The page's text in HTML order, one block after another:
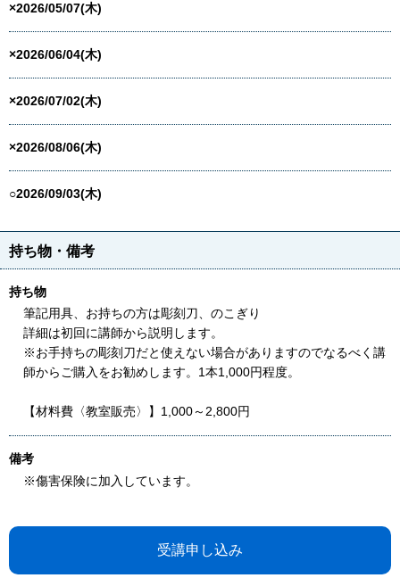
×2026/05/07(木)
×2026/06/04(木)
×2026/07/02(木)
×2026/08/06(木)
○2026/09/03(木)
持ち物・備考
持ち物
筆記用具、お持ちの方は彫刻刀、のこぎり
詳細は初回に講師から説明します。
※お手持ちの彫刻刀だと使えない場合がありますのでなるべく講
師からご購入をお勧めします。1本1,000円程度。
【材料費〈教室販売〉】1,000～2,800円
備考
※傷害保険に加入しています。
受講申し込み